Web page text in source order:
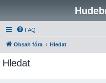
FAQ
Obsah fóra Hledat
Hledat